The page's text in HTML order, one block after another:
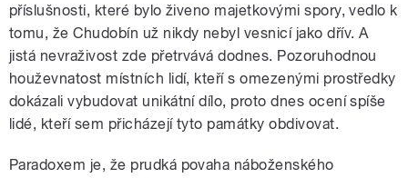
příslušnosti, které bylo živeno majetkovými spory, vedlo k
tomu, že Chudobín už nikdy nebyl vesnicí jako dřív. A
jistá nevraživost zde přetrvává dodnes. Pozoruhodnou
houževnatost místních lidí, kteří s omezenými prostředky
dokázali vybudovat unikátní dílo, proto dnes ocení spíše
lidé, kteří sem přicházejí tyto památky obdivovat.
Paradoxem je, že prudká povaha náboženského